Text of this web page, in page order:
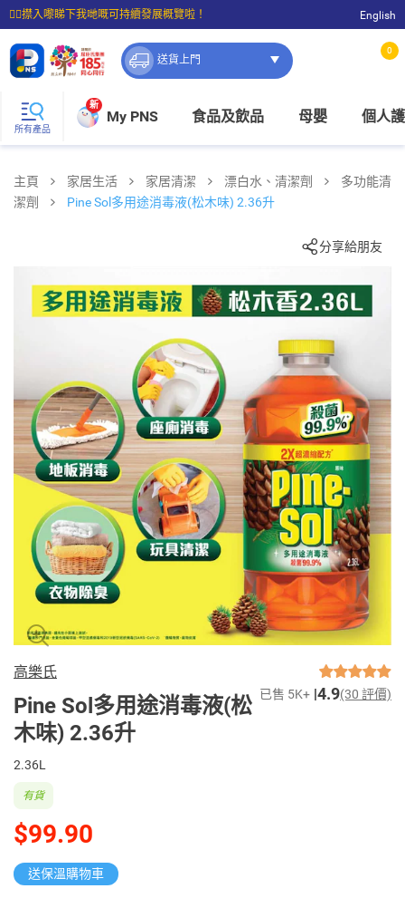
☝🏼㩒入嚟睇下我哋嘅可持續發展概覽啦！
⭐購物滿$399即享免費送貨；滿$100即可免費店取。
English
送貨上門
0
所有產品
新
My PNS 食品及飲品 母嬰 個人
主頁 家居生活 家居清潔 漂白水、清潔劑
多功能清
潔劑
Pine Sol多用途消毒液(松木味) 2.36升
分享給朋友
高樂氏
Pine Sol多用途消毒液(松
木味) 2.36升
已售 5K+ 4.9(30 評價)
2.36L
$99.90
有貨
送保溫購物車